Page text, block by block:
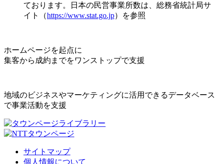
ております。日本の民営事業所数は、総務省統計局サ
イト（https://www.stat.go.jp）を参照
ホームページを起点に
集客から成約までをワンストップで支援
地域のビジネスやマーケティングに活用できるデータベース
で事業活動を支援
サイトマップ
個人情報について